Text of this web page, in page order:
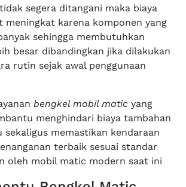
segera ditangani maka biaya
meningkat karena komponen yang
sehingga membutuhkan
besar dibandingkan jika dilakukan
rutin sejak awal penggunaan
bengkel mobil matic yang
menghindari biaya tambahan
sekaligus memastikan kendaraan
terbaik sesuai standar
oleh mobil matic modern saat ini